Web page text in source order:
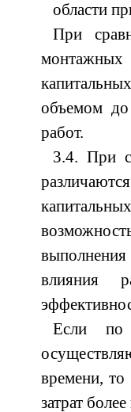
области
При
объемом
работ.
3.4. При
влияния
Если по
времени, то
затрат